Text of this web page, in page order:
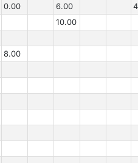
0.00 6.00
10.00
8.00